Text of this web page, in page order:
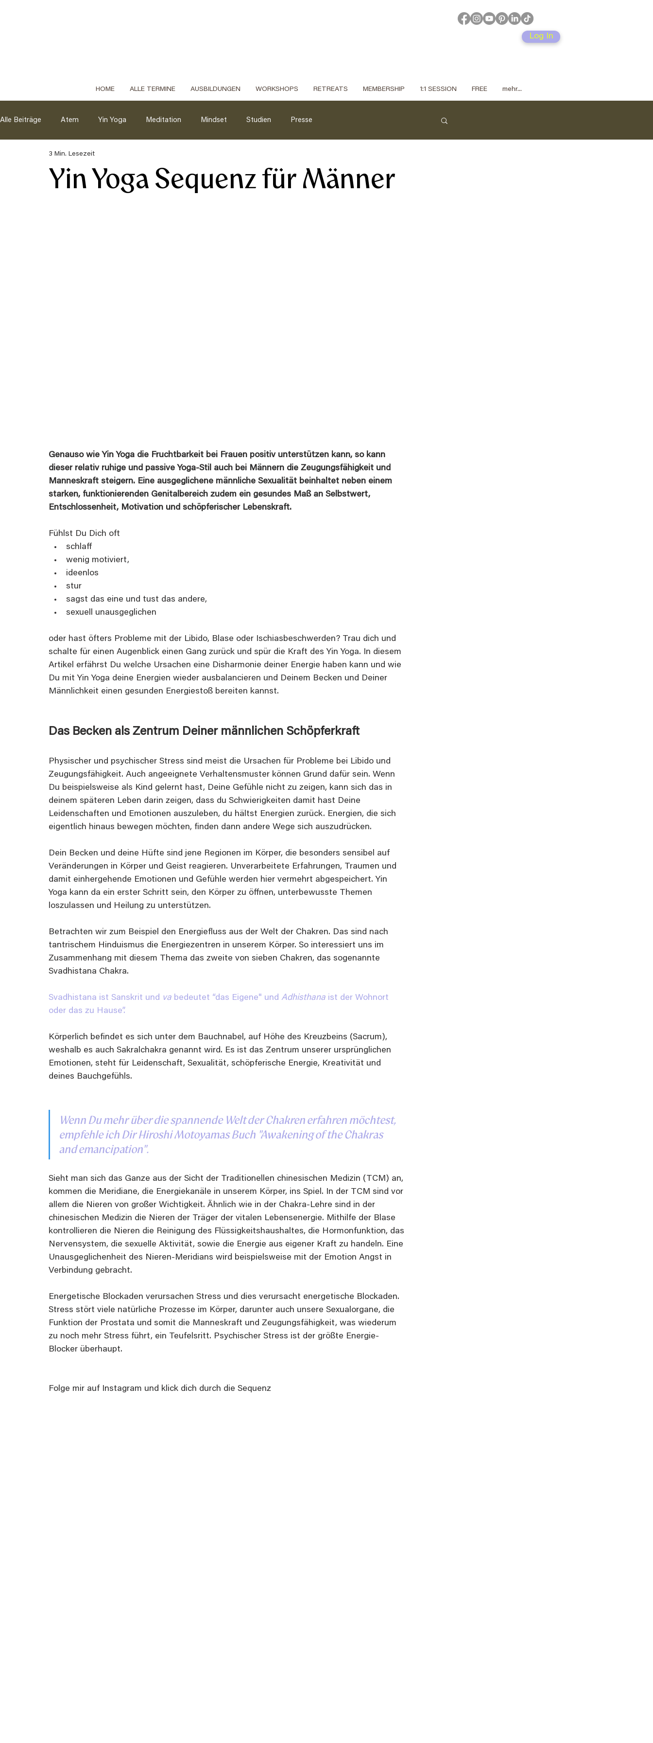
Log In
HOME ALLE TERMINE AUSBILDUNGEN WORKSHOPS RETREATS MEMBERSHIP 1:1 SESSION FREE mehr...
Alle Beiträge Atem Yin Yoga Meditation Mindset Studien Presse
Yin Yoga Sequenz für Männer
3 Min. Lesezeit
Genauso wie Yin Yoga die Fruchtbarkeit bei Frauen positiv unterstützen kann, so kann
dieser relativ ruhige und passive Yoga-Stil auch bei Männern die Zeugungsfähigkeit und
Manneskraft steigern. Eine ausgeglichene männliche Sexualität beinhaltet neben einem
starken, funktionierenden Genitalbereich zudem ein gesundes Maß an Selbstwert,
Entschlossenheit, Motivation und schöpferischer Lebenskraft.
Fühlst Du Dich oft
schlaff
wenig motiviert,
ideenlos
stur
sagst das eine und tust das andere,
sexuell unausgeglichen
​oder hast öfters Probleme mit der Libido, Blase oder Ischiasbeschwerden? Trau dich und
schalte für einen Augenblick einen Gang zurück und spür die Kraft des Yin Yoga. In diesem
Artikel erfährst Du welche Ursachen eine Disharmonie deiner Energie haben kann und wie
Du mit Yin Yoga deine Energien wieder ausbalancieren und Deinem Becken und Deiner
Männlichkeit einen gesunden Energiestoß bereiten kannst.
Das Becken als Zentrum Deiner männlichen Schöpferkraft
Physischer und psychischer Stress sind meist die Ursachen für Probleme bei Libido und
Zeugungsfähigkeit. Auch angeeignete Verhaltensmuster können Grund dafür sein. Wenn
Du beispielsweise als Kind gelernt hast, Deine Gefühle nicht zu zeigen, kann sich das in
deinem späteren Leben darin zeigen, dass du Schwierigkeiten damit hast Deine
Leidenschaften und Emotionen auszuleben, du hältst Energien zurück. Energien, die sich
eigentlich hinaus bewegen möchten, finden dann andere Wege sich auszudrücken.
Dein Becken und deine Hüfte sind jene Regionen im Körper, die besonders sensibel auf
Veränderungen in Körper und Geist reagieren. Unverarbeitete Erfahrungen, Traumen und
damit einhergehende Emotionen und Gefühle werden hier vermehrt abgespeichert. Yin
Yoga kann da ein erster Schritt sein, den Körper zu öffnen, unterbewusste Themen
loszulassen und Heilung zu unterstützen.
Betrachten wir zum Beispiel den Energiefluss aus der Welt der Chakren. Das sind nach
tantrischem Hinduismus die Energiezentren in unserem Körper. So interessiert uns im
Zusammenhang mit diesem Thema das zweite von sieben Chakren, das sogenannte
Svadhistana Chakra.
Svadhistana ist Sanskrit und va bedeutet “das Eigene" und Adhisthana ist der Wohnort
oder das zu Hause”.
Körperlich befindet es sich unter dem Bauchnabel, auf Höhe des Kreuzbeins (Sacrum),
weshalb es auch Sakralchakra genannt wird. Es ist das Zentrum unserer ursprünglichen
Emotionen, steht für Leidenschaft, Sexualität, schöpferische Energie, Kreativität und
deines Bauchgefühls.
Wenn Du mehr über die spannende Welt der Chakren erfahren möchtest,
empfehle ich Dir Hiroshi Motoyamas Buch "Awakening of the Chakras
and emancipation".
Sieht man sich das Ganze aus der Sicht der Traditionellen chinesischen Medizin (TCM) an,
kommen die Meridiane, die Energiekanäle in unserem Körper, ins Spiel. In der TCM sind vor
allem die Nieren von großer Wichtigkeit. Ähnlich wie in der Chakra-Lehre sind in der
chinesischen Medizin die Nieren der Träger der vitalen Lebensenergie. Mithilfe der Blase
kontrollieren die Nieren die Reinigung des Flüssigkeitshaushaltes, die Hormonfunktion, das
Nervensystem, die sexuelle Aktivität, sowie die Energie aus eigener Kraft zu handeln. Eine
Unausgeglichenheit des Nieren-Meridians wird beispielsweise mit der Emotion Angst in
Verbindung gebracht.
Energetische Blockaden verursachen Stress und dies verursacht energetische Blockaden.
Stress stört viele natürliche Prozesse im Körper, darunter auch unsere Sexualorgane, die
Funktion der Prostata und somit die Manneskraft und Zeugungsfähigkeit, was wiederum
zu noch mehr Stress führt, ein Teufelsritt. Psychischer Stress ist der größte Energie-
Blocker überhaupt.
Folge mir auf Instagram und klick dich durch die Sequenz